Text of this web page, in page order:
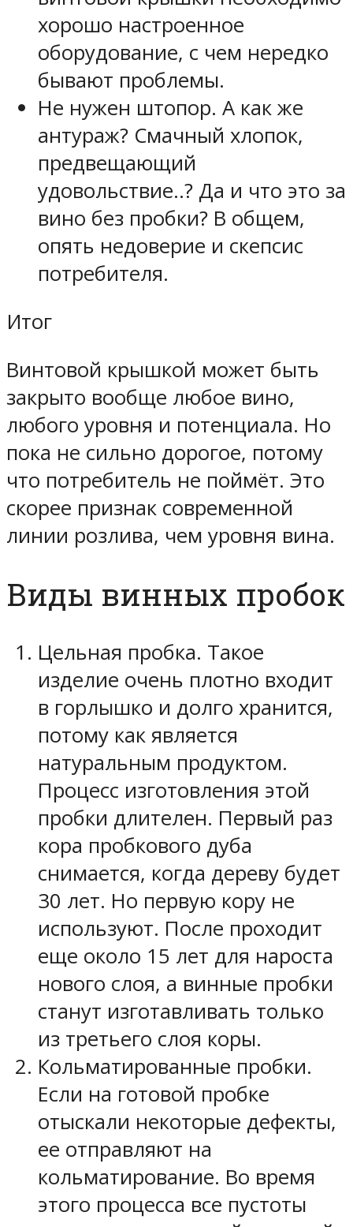
хорошо настроенное
оборудование, с чем нередко
бывают проблемы.
Не нужен штопор. А как же
антураж? Смачный хлопок,
предвещающий
удовольствие..? Да и что это за
вино без пробки? В общем,
опять недоверие и скепсис
потребителя.
Итог
Винтовой крышкой может быть
закрыто вообще любое вино,
любого уровня и потенциала. Но
пока не сильно дорогое, потому
что потребитель не поймёт. Это
скорее признак современной
линии розлива, чем уровня вина.
Виды винных пробок
Цельная пробка. Такое
изделие очень плотно входит
в горлышко и долго хранится,
потому как является
натуральным продуктом.
Процесс изготовления этой
пробки длителен. Первый раз
кора пробкового дуба
снимается, когда дереву будет
30 лет. Но первую кору не
используют. После проходит
еще около 15 лет для нароста
нового слоя, а винные пробки
станут изготавливать только
из третьего слоя коры.
Кольматированные пробки.
Если на готовой пробке
отыскали некоторые дефекты,
ее отправляют на
кольматирование. Во время
этого процесса все пустоты